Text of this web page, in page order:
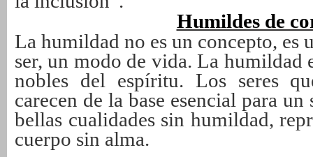
Humildes de
La humildad no es un concepto, es
ser, un modo de vida. La humildad
nobles del espíritu. Los seres
carecen de la base esencial para
bellas cualidades sin humildad,
cuerpo sin alma.